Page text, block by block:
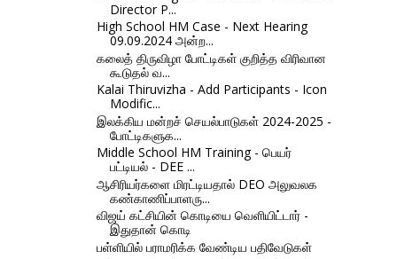
Director P...
High School HM Case - Next Hearing
09.09.2024 அன்ற...
கலைத் திருவிழா போட்டிகள் குறித்த விரிவான
கூடுதல் வ...
Kalai Thiruvizha - Add Participants - Icon
Modific...
இலக்கிய மன்றச் செயல்பாடுகள் 2024-2025 -
போட்டிகளுக...
Middle School HM Training - பெயர்
பட்டியல் - DEE ...
ஆசிரியர்களை மிரட்டியதால் DEO அலுவலக
கண்காணிப்பாளரு...
விஜய் கட்சியின் கொடியை வெளியிட்டார் -
இதுதான் கொடி
பள்ளியில் பராமரிக்க வேண்டிய பதிவேடுகள்